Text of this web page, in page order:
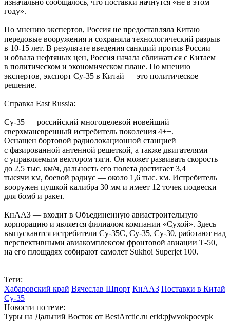
году».
По мнению экспертов, Россия не предоставляла Китаю
передовые вооружения и сохраняла технологический разрыв
в 10-15 лет. В результате введения санкций против России
и обвала нефтяных цен, Россия начала сближаться с Китаем
в политическом и экономическом плане. По мнению
экспертов, экспорт Су-35 в Китай — это политическое
решение.
Справка East Russia:
Су-35 — российский многоцелевой новейший
сверхманевренный истребитель поколения 4++.
Оснащен бортовой радиолокационной станцией
с фазированной антенной решеткой, а также двигателями
с управляемым вектором тяги. Он может развивать скорость
до 2,5 тыс. км/ч, дальность его полета достигает 3,4
тысячи км, боевой радиус — около 1,6 тыс. км. Истребитель
вооружен пушкой калибра 30 мм и имеет 12 точек подвески
для бомб и ракет.
КнААЗ — входит в Объединенную авиастроительную
корпорацию и является филиалом компании «Сухой». Здесь
выпускаются истребители Су-35С, Су-35, Су-30, работают над
перспективными авиакомплексом фронтовой авиации Т-50,
на его площадях собирают самолет Sukhoi Superjet 100.
Теги:
Хабаровский край Вячеслав Шпорт КнААЗ Поставки в Китай
Су-35
Новости по теме:
Туры на Дальний Восток от BestArctic.ru erid:pjwvokpoevpk